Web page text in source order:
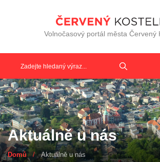
Volnočasový portál města Červený
Aktuálně u nás
Domů / Aktuálně u nás